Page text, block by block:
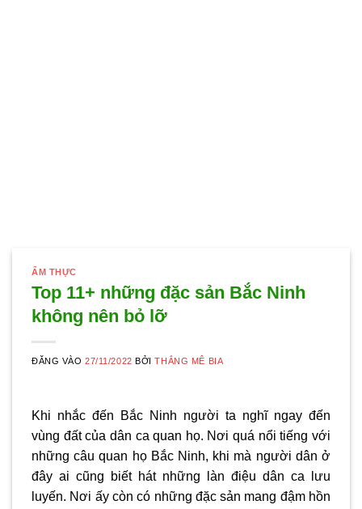
ẨM THỰC
Top 11+ những đặc sản Bắc Ninh
không nên bỏ lỡ
ĐĂNG VÀO27/11/2022 BỞITHẮNG MÊ BIA
Khi nhắc đến Bắc Ninh người ta nghĩ ngay đến
vùng đất của dân ca quan họ. Nơi quá nổi tiếng với
những câu quan họ Bắc Ninh, khi mà người dân ở
đây ai cũng biết hát những làn điệu dân ca lưu
luyến. Nơi ấy còn có những đặc sản mang đậm hồn